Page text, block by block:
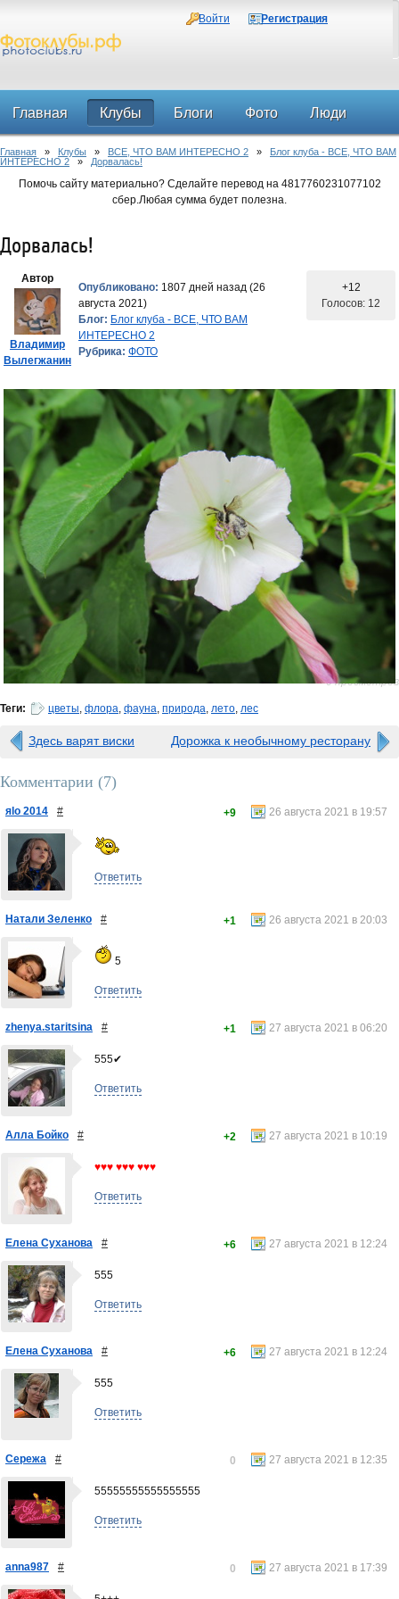
Войти Регистрация
Главная Клубы Блоги Фото Люди
Форум
Главная » Клубы » ВСЕ, ЧТО ВАМ ИНТЕРЕСНО 2 » Блог клуба - ВСЕ, ЧТО ВАМ
ИНТЕРЕСНО 2 » Дорвалась!
Помочь сайту материально? Сделайте перевод на 4817760231077102
сбер.Любая сумма будет полезна.
Дорвалась!
Автор
Владимир
Вылегжанин
Опубликовано: 1807 дней назад (26
августа 2021)
Блог: Блог клуба - ВСЕ, ЧТО ВАМ
ИНТЕРЕСНО 2
Рубрика: ФОТО
+12
Голосов: 12
0 просмотров
Теги: цветы, флора, фауна, природа, лето, лес
Здесь варят виски Дорожка к необычному ресторану
Комментарии (7)
яlo 2014 # 26 августа 2021 в 19:57
+9
Ответить
Натали Зеленко # 26 августа 2021 в 20:03
+1
5
Ответить
zhenya.staritsina # 27 августа 2021 в 06:20
+1
555✔
Ответить
Алла Бойко # 27 августа 2021 в 10:19
+2
♥♥♥ ♥♥♥ ♥♥♥
Ответить
Елена Суханова # 27 августа 2021 в 12:24
+6
555
Ответить
Елена Суханова # 27 августа 2021 в 12:24
+6
555
Ответить
Сережа # 27 августа 2021 в 12:35
0
55555555555555555
Ответить
anna987 # 27 августа 2021 в 17:39
0